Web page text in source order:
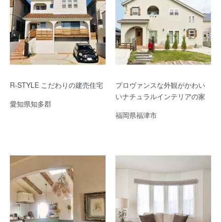
R-STYLE こだわりの建売住宅
愛知県知多郡
プロヴァンスな外観がかわい
いナチュラルインテリアの家
福岡県福津市